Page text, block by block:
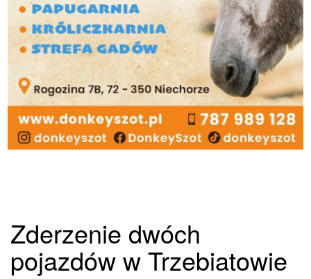
Zderzenie dwóch
pojazdów w Trzebiatowie